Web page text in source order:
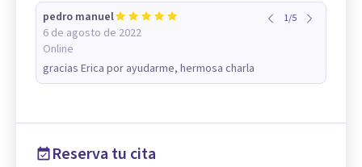
pedro manuel
6 de agosto de 2022
Online
1/5
gracias Erica por ayudarme, hermosa charla
Reserva tu cita